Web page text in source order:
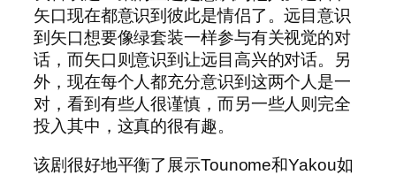
矢口现在都意识到彼此是情侣了。远目意识
到矢口想要像绿套装一样参与有关视觉的对
话，而矢口则意识到让远目高兴的对话。另
外，现在每个人都充分意识到这两个人是一
对，看到有些人很谨慎，而另一些人则完全
投入其中，这真的很有趣。
该剧很好地平衡了展示Tounome和Yakou如